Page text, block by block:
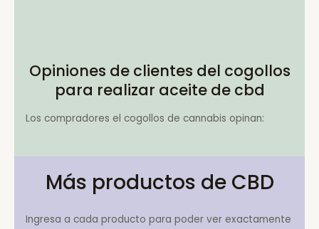
Opiniones de clientes del cogollos
para realizar aceite de cbd
Los compradores el cogollos de cannabis opinan:
Más productos de CBD
Ingresa a cada producto para poder ver exactamente